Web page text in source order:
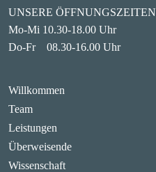
UNSERE ÖFFNUNGSZEITEN
Mo-Mi 10.30-18.00 Uhr
Do-Fr 08.30-16.00 Uhr
Main navigation
Willkommen
Team
Leistungen
Überweisende
Wissenschaft